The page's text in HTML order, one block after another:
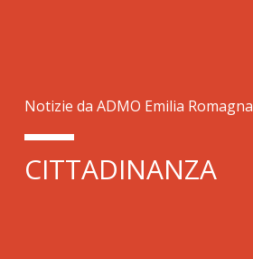
Notizie da ADMO Emilia Romagna
CITTADINANZA